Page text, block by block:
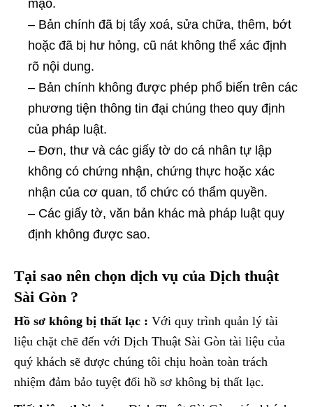
mạo.
– Bản chính đã bị tẩy xoá, sửa chữa, thêm, bớt
hoặc đã bị hư hỏng, cũ nát không thể xác định
rõ nội dung.
– Bản chính không được phép phổ biến trên các
phương tiện thông tin đại chúng theo quy định
của pháp luật.
– Đơn, thư và các giấy tờ do cá nhân tự lập
không có chứng nhận, chứng thực hoặc xác
nhận của cơ quan, tổ chức có thẩm quyền.
– Các giấy tờ, văn bản khác mà pháp luật quy
định không được sao.
Tại sao nên chọn dịch vụ của Dịch thuật
Sài Gòn ?
Hồ sơ không bị thất lạc : Với quy trình quản lý tài
liệu chặt chẽ đến với Dịch Thuật Sài Gòn tài liệu của
quý khách sẽ được chúng tôi chịu hoàn toàn trách
nhiệm đảm bảo tuyệt đối hồ sơ không bị thất lạc.